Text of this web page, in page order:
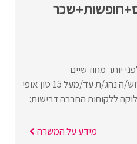
יותר מחודשיים
לחברה בנלאומית בתחומה דרוש/ה נהג/ת עד/מעל 15 טון אופי
ללקוחות החברה דרישות:
מידע על המשרה